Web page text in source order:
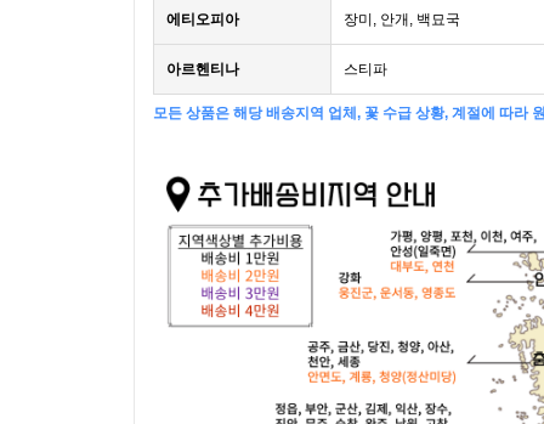
에티오피아 장미, 안개, 백묘국
아르헨티나 스티파
모든 상품은 해당 배송지역 업체, 꽃 수급 상황, 계절에 따라